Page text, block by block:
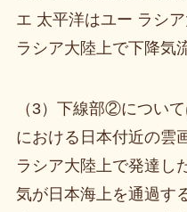
エ 太平洋はユー ラシ
ラシア大陸上で下降気
（3）下線部②につい
における日本付近の雲
ラシア大陸上で発達し
気が日本海上を通過す